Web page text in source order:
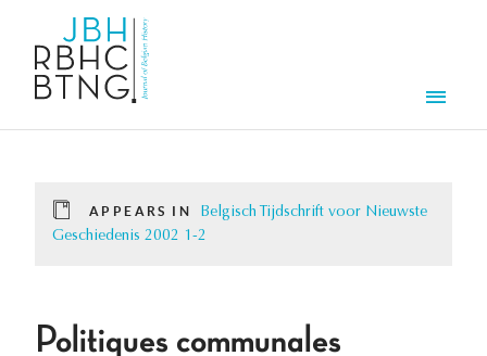
APPEARS IN
Belgisch Tijdschrift voor Nieuwste
Geschiedenis 2002 1-2
Politiques communales